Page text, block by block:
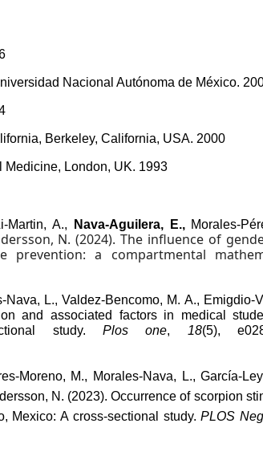
Nacional Autónoma de México.
Berkeley, California, USA. 2000
London, UK. 1993
Martin, A.,
Nava-Aguilera, E.,Morales-
N. (2024). The influence of
a compartmental
Nava, L., Valdez-Bencomo, M. A., Emigdio-
and associated factors in medical
study. Plos one, 18(5),
Moreno, M., Morales-Nava, L., García-
N. (2023).Occurrence of scorpion
Mexico: A cross-sectional study.PLOS